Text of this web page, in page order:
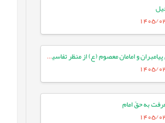
اوصاف فرابشری پیامبران و امامان معصوم (ع) از منظر تفاسیر فریقین
به حقّ امام